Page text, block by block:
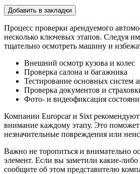
Добавить в закладки
Процесс проверки арендуемого
несколько ключевых этапов. Следуя
тщательно осмотреть машину и
Внешний осмотр кузова и колес
Проверка салона и багажника
Тестирование основных систем
Проверка документов и
Фото- и видеофиксация
Компании Europcar и Sixt рекомендуют
внимание каждому этапу. Это
незначительные повреждения или
Важно не торопиться и внимательно
элемент. Если вы заметили какие-
сообщите об этом представителю